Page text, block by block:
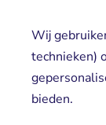
Wij
technieken)
bieden.